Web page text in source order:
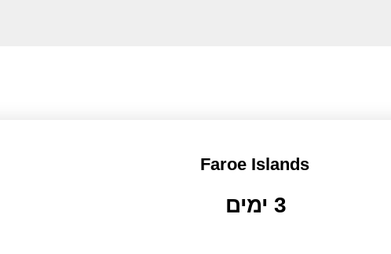
Faroe Islands
3 ימים